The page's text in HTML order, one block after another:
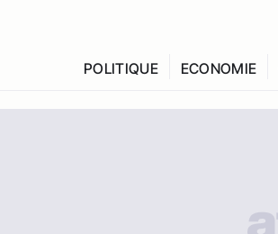
POLITIQUE ECONOMIE